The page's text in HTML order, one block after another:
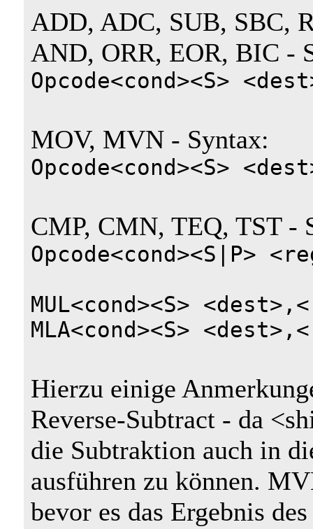
ADD, ADC, SUB, SBC,
AND, ORR, EOR, BIC -
Opcode<cond><S>
MOV, MVN - Syntax:
Opcode<cond><S>
CMP, CMN, TEQ, TST -
Opcode<cond><S|P>
MUL<cond><S>
MLA<cond><S>
Hierzu einige
Reverse-Subtract - da
die Subtraktion auch in
ausführen zu können.
bevor es das Ergebnis